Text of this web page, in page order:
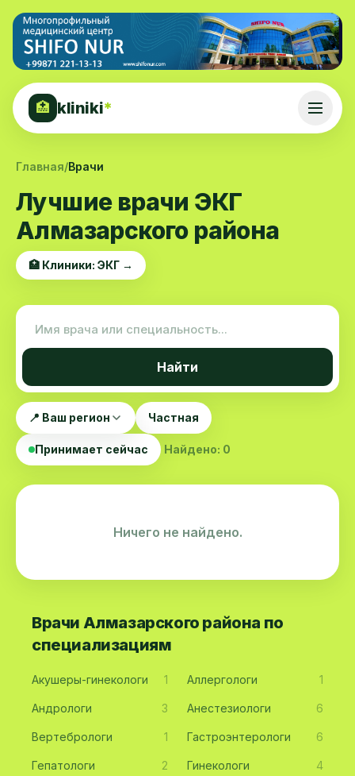
🏥 kliniki*
Главная/Врачи
Лучшие врачи ЭКГ
Алмазарского района
🏥 Клиники: ЭКГ →
Найти
📍 Ваш регион Частная
Принимает сейчас Найдено: 0
Ничего не найдено.
Врачи Алмазарского района по
специализациям
Акушеры-гинекологи 1 Аллергологи 1
Андрологи 3 Анестезиологи 6
Вертебрологи 1 Гастроэнтерологи 6
Гепатологи 2 Гинекологи 4